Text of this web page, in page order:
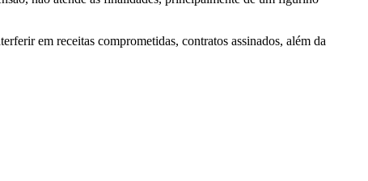
em receitas comprometidas, contratos assinados, além da